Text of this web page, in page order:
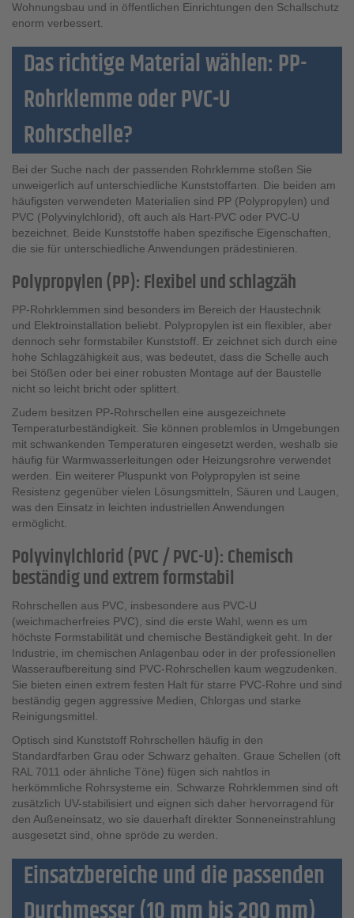
Wohnungsbau und in öffentlichen Einrichtungen den Schallschutz
enorm verbessert.
Das richtige Material wählen: PP-
Rohrklemme oder PVC-U
Rohrschelle?
Bei der Suche nach der passenden Rohrklemme stoßen Sie
unweigerlich auf unterschiedliche Kunststoffarten. Die beiden am
häufigsten verwendeten Materialien sind PP (Polypropylen) und
PVC (Polyvinylchlorid), oft auch als Hart-PVC oder PVC-U
bezeichnet. Beide Kunststoffe haben spezifische Eigenschaften,
die sie für unterschiedliche Anwendungen prädestinieren.
Polypropylen (PP): Flexibel und schlagzäh
PP-Rohrklemmen sind besonders im Bereich der Haustechnik
und Elektroinstallation beliebt. Polypropylen ist ein flexibler, aber
dennoch sehr formstabiler Kunststoff. Er zeichnet sich durch eine
hohe Schlagzähigkeit aus, was bedeutet, dass die Schelle auch
bei Stößen oder bei einer robusten Montage auf der Baustelle
nicht so leicht bricht oder splittert.
Zudem besitzen PP-Rohrschellen eine ausgezeichnete
Temperaturbeständigkeit. Sie können problemlos in Umgebungen
mit schwankenden Temperaturen eingesetzt werden, weshalb sie
häufig für Warmwasserleitungen oder Heizungsrohre verwendet
werden. Ein weiterer Pluspunkt von Polypropylen ist seine
Resistenz gegenüber vielen Lösungsmitteln, Säuren und Laugen,
was den Einsatz in leichten industriellen Anwendungen
ermöglicht.
Polyvinylchlorid (PVC / PVC-U): Chemisch
beständig und extrem formstabil
Rohrschellen aus PVC, insbesondere aus PVC-U
(weichmacherfreies PVC), sind die erste Wahl, wenn es um
höchste Formstabilität und chemische Beständigkeit geht. In der
Industrie, im chemischen Anlagenbau oder in der professionellen
Wasseraufbereitung sind PVC-Rohrschellen kaum wegzudenken.
Sie bieten einen extrem festen Halt für starre PVC-Rohre und sind
beständig gegen aggressive Medien, Chlorgas und starke
Reinigungsmittel.
Optisch sind Kunststoff Rohrschellen häufig in den
Standardfarben Grau oder Schwarz gehalten. Graue Schellen (oft
RAL 7011 oder ähnliche Töne) fügen sich nahtlos in
herkömmliche Rohrsysteme ein. Schwarze Rohrklemmen sind oft
zusätzlich UV-stabilisiert und eignen sich daher hervorragend für
den Außeneinsatz, wo sie dauerhaft direkter Sonneneinstrahlung
ausgesetzt sind, ohne spröde zu werden.
Einsatzbereiche und die passenden